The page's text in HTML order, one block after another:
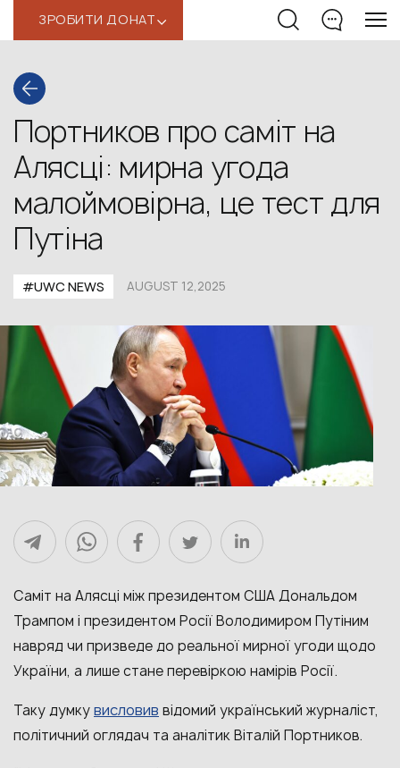
ЗРОБИТИ ДОНАТ‹
Портников про саміт на
Алясці: мирна угода
малоймовірна, це тест для
Путіна
#UWС NEWS AUGUST 12,2025
Саміт на Алясці між президентом США Дональдом
Трампом і президентом Росії Володимиром Путіним
навряд чи призведе до реальної мирної угоди щодо
України, а лише стане перевіркою намірів Росії.
Таку думкувисловив відомий український журналіст,
політичний оглядач та аналітик Віталій Портников.